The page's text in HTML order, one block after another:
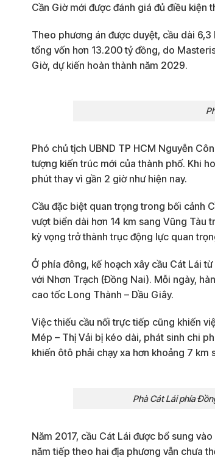
Cần Giờ mới được đánh giá đủ điều kiện
Theo phương án được duyệt, cầu dài
tổng vốn hơn 13.200 tỷ đồng, do
Giờ, dự kiến hoàn thành năm 2029.
Phó chủ tịch UBND TP HCM Nguyễn
tượng kiến trúc mới của thành phố. Khi
phút thay vì gần 2 giờ như hiện nay.
Cầu đặc biệt quan trọng trong bối cảnh
vượt biển dài hơn 14 km sang Vũng Tàu
kỳ vọng trở thành trục động lực quan
Ở phía đông, kế hoạch xây cầu Cát Lái
với Nhơn Trạch (Đồng Nai). Mỗi ngày,
cao tốc Long Thành – Dầu Giây.
Việc thiếu cầu nối trực tiếp cũng khiến
Mép – Thị Vải bị kéo dài, phát sinh chi
khiến ôtô phải chạy xa hơn khoảng 7
Phà Cát Lái phía
Năm 2017, cầu Cát Lái được bổ sung
năm tiếp theo hai địa phương vẫn chưa